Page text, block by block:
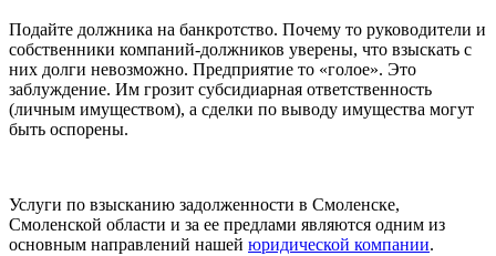
Подайте должника на банкротство. Почему то руководители и
собственники компаний-должников уверены, что взыскать с
них долги невозможно. Предприятие то «голое». Это
заблуждение. Им грозит субсидиарная ответственность
(личным имуществом), а сделки по выводу имущества могут
быть оспорены.
Услуги по взысканию задолженности в Смоленске,
Смоленской области и за ее предлами являются одним из
основным направлений нашей юридической компании.